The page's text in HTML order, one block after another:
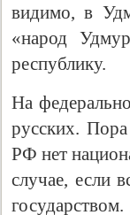
видимо, в
«народ
республику.
На
русских.
РФ нет
случае, если